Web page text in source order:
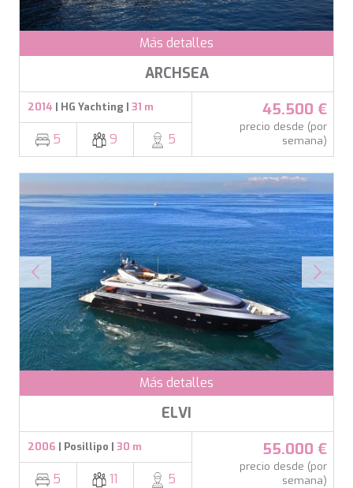
Más detalles
ARCHSEA
2014 | HG Yachting | 31 m
5 9 5
45.500 €
precio desde (por
semana)
Más detalles
ELVI
2006 | Posillipo | 30 m
5 11 5
55.000 €
precio desde (por
semana)